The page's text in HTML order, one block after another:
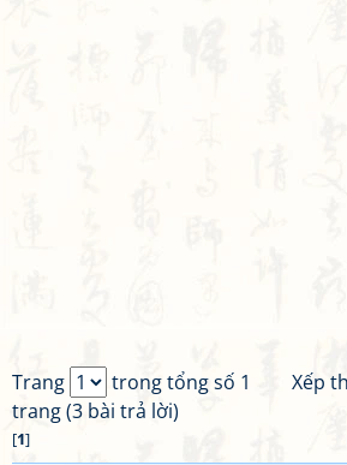
Xếp
Trang
trong tổng số 1
trang (3 bài trả lời)
[1]